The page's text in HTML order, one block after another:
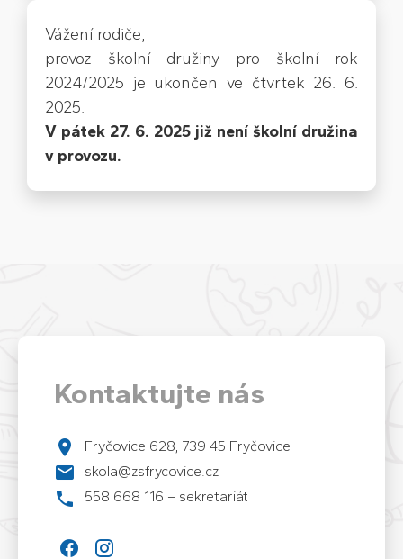
Vážení rodiče,
provoz školní družiny pro školní rok
2024/2025 je ukončen ve čtvrtek 26. 6.
2025.
V pátek 27. 6. 2025 již není školní družina
v provozu.
Kontaktujte nás
Fryčovice 628, 739 45 Fryčovice
skola@zsfrycovice.cz
558 668 116 – sekretariát